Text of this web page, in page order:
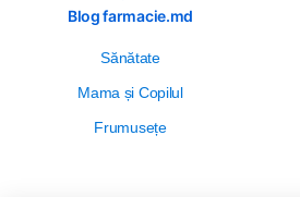
Blog farmacie.md
Sănătate
Mama și Copilul
Frumusețe